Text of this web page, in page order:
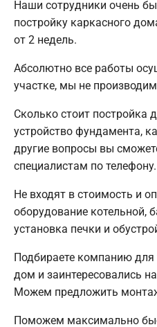
Наши сотрудники очень
постройку каркасного
от 2 недель.
Абсолютно все работы
участке, мы не
Сколько стоит постройка
устройство фундамента,
другие вопросы вы
специалистам по телефону.
Не входят в стоимость и
оборудование котельной,
установка печки и
Подбираете компанию для
дом и заинтересовались
Можем предложить
Поможем максимально